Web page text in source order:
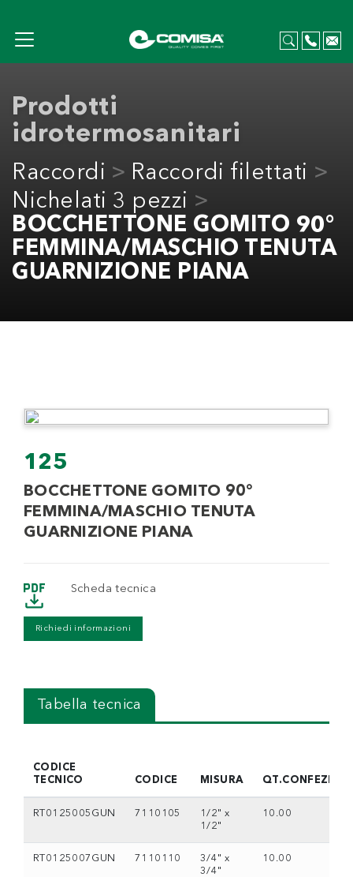
Prodotti
idrotermosanitari
Raccordi
Raccordi filettati
Nichelati 3 pezzi
BOCCHETTONE GOMITO 90°
FEMMINA/MASCHIO TENUTA
GUARNIZIONE PIANA
125
BOCCHETTONE GOMITO 90°
FEMMINA/MASCHIO TENUTA
GUARNIZIONE PIANA
Scheda tecnica
Richiedi informazioni
Tabella tecnica
CODICE
TECNICO
CODICE MISURA
RT0125005GUN 7110105
1/2" x
1/2"
10.00
RT0125007GUN 7110110
3/4" x
3/4"
10.00